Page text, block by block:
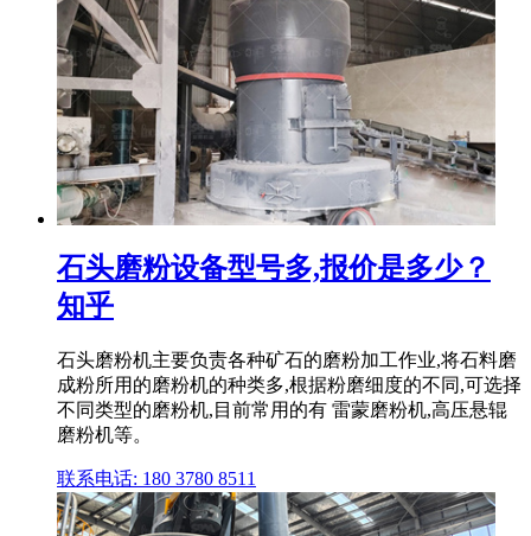
石头磨粉设备型号多,报价是多少？
知乎
石头磨粉机主要负责各种矿石的磨粉加工作业,将石料磨
成粉所用的磨粉机的种类多,根据粉磨细度的不同,可选择
不同类型的磨粉机,目前常用的有 雷蒙磨粉机,高压悬辊
磨粉机等。
联系电话: 180 3780 8511